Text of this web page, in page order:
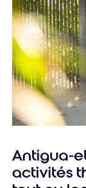
Antigua-
activités